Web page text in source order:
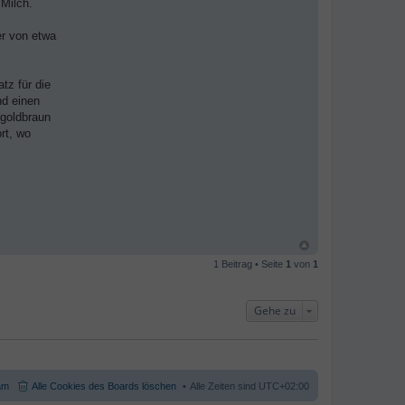
von etwa
für die
einen
wo
1 Beitrag • Seite 1 von 1
Gehe zu
Alle Zeiten sind UTC+02:00
Alle Cookies des Boards löschen